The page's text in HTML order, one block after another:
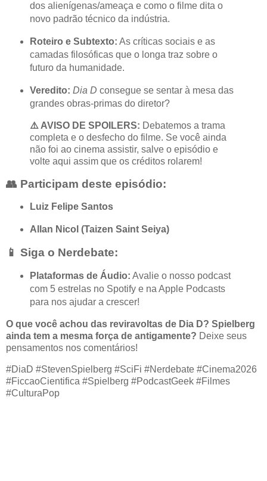
dos alienígenas/ameaça e como o filme dita o
novo padrão técnico da indústria.
Roteiro e Subtexto: As críticas sociais e as
camadas filosóficas que o longa traz sobre o
futuro da humanidade.
Veredito: Dia D consegue se sentar à mesa das
grandes obras-primas do diretor?
⚠️ AVISO DE SPOILERS: Debatemos a trama
completa e o desfecho do filme. Se você ainda
não foi ao cinema assistir, salve o episódio e
volte aqui assim que os créditos rolarem!
👥 Participam deste episódio:
Luiz Felipe Santos
Allan Nicol (Taizen Saint Seiya)
📱 Siga o Nerdebate:
Plataformas de Áudio: Avalie o nosso podcast
com 5 estrelas no Spotify e na Apple Podcasts
para nos ajudar a crescer!
O que você achou das reviravoltas de Dia D? Spielberg
ainda tem a mesma força de antigamente? Deixe seus
pensamentos nos comentários!
#DiaD #StevenSpielberg #SciFi #Nerdebate #Cinema2026
#FiccaoCientifica #Spielberg #PodcastGeek #Filmes
#CulturaPop